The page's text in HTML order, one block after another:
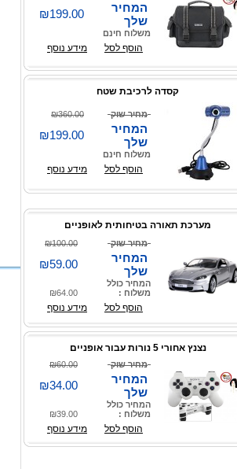
₪199.00
המחיר
שלך
משלוח חינם
מידע נוסף הוסף לסל
קסדה לרכיבת שטח
₪360.00 מחיר שוק
₪199.00
המחיר
שלך
משלוח חינם
מידע נוסף הוסף לסל
מערכת תאורה בטיחותית לאופניים
₪100.00 מחיר שוק
₪59.00
המחיר
שלך
₪64.00
המחיר כולל
משלוח :
מידע נוסף הוסף לסל
נצנץ אחורי 5 נורות עבור אופניים
₪60.00 מחיר שוק
₪34.00
המחיר
שלך
₪39.00
המחיר כולל
משלוח :
מידע נוסף הוסף לסל